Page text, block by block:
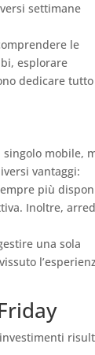
settimane
le
esplorare
dedicare
mobile,
vantaggi:
più
Inoltre,
una sola